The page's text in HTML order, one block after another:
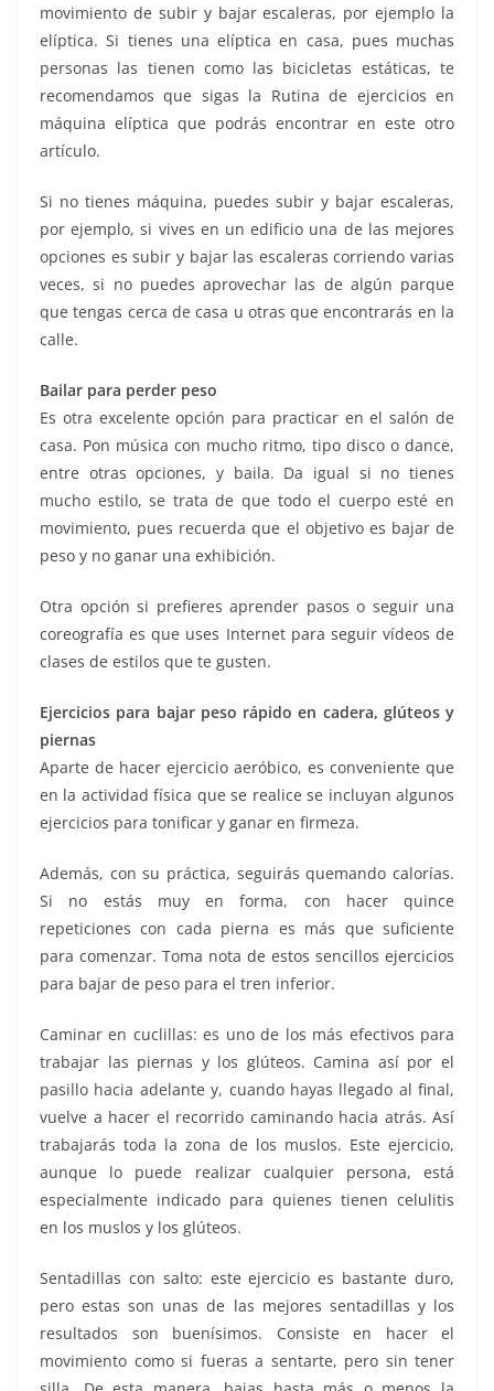
movimiento de subir y bajar escaleras, por ejemplo la
elíptica. Si tienes una elíptica en casa, pues muchas
personas las tienen como las bicicletas estáticas, te
recomendamos que sigas la Rutina de ejercicios en
máquina elíptica que podrás encontrar en este otro
artículo.
Si no tienes máquina, puedes subir y bajar escaleras,
por ejemplo, si vives en un edificio una de las mejores
opciones es subir y bajar las escaleras corriendo varias
veces, si no puedes aprovechar las de algún parque
que tengas cerca de casa u otras que encontrarás en la
calle.
Bailar para perder peso
Es otra excelente opción para practicar en el salón de
casa. Pon música con mucho ritmo, tipo disco o dance,
entre otras opciones, y baila. Da igual si no tienes
mucho estilo, se trata de que todo el cuerpo esté en
movimiento, pues recuerda que el objetivo es bajar de
peso y no ganar una exhibición.
Otra opción si prefieres aprender pasos o seguir una
coreografía es que uses Internet para seguir vídeos de
clases de estilos que te gusten.
Ejercicios para bajar peso rápido en cadera, glúteos y
piernas
Aparte de hacer ejercicio aeróbico, es conveniente que
en la actividad física que se realice se incluyan algunos
ejercicios para tonificar y ganar en firmeza.
Además, con su práctica, seguirás quemando calorías.
Si no estás muy en forma, con hacer quince
repeticiones con cada pierna es más que suficiente
para comenzar. Toma nota de estos sencillos ejercicios
para bajar de peso para el tren inferior.
Caminar en cuclillas: es uno de los más efectivos para
trabajar las piernas y los glúteos. Camina así por el
pasillo hacia adelante y, cuando hayas llegado al final,
vuelve a hacer el recorrido caminando hacia atrás. Así
trabajarás toda la zona de los muslos. Este ejercicio,
aunque lo puede realizar cualquier persona, está
especialmente indicado para quienes tienen celulitis
en los muslos y los glúteos.
Sentadillas con salto: este ejercicio es bastante duro,
pero estas son unas de las mejores sentadillas y los
resultados son buenísimos. Consiste en hacer el
movimiento como si fueras a sentarte, pero sin tener